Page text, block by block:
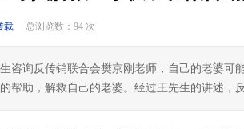
载 总浏览数： 94 次
咨询反传销联合会樊京刚老师，自己的老婆可
帮助，解救自己的老婆。经过王先生的讲述，